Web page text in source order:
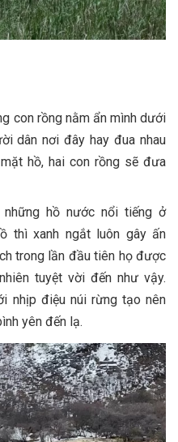
con rồng nằm ẩn mình dưới
dân nơi đây hay đua nhau
hồ, hai con rồng sẽ đưa
những hồ nước nổi tiếng ở
thì xanh ngắt luôn gây ấn
trong lần đầu tiên họ được
tuyệt vời đến như vậy.
nhịp điệu núi rừng tạo nên
yên đến lạ.